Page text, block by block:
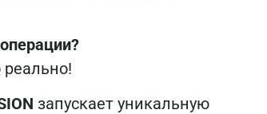
запускает уникальную